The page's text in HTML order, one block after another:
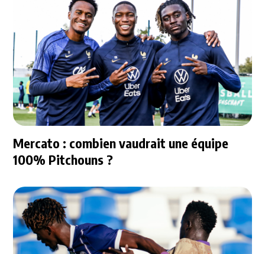
Mercato : combien vaudrait une équipe
100% Pitchouns ?